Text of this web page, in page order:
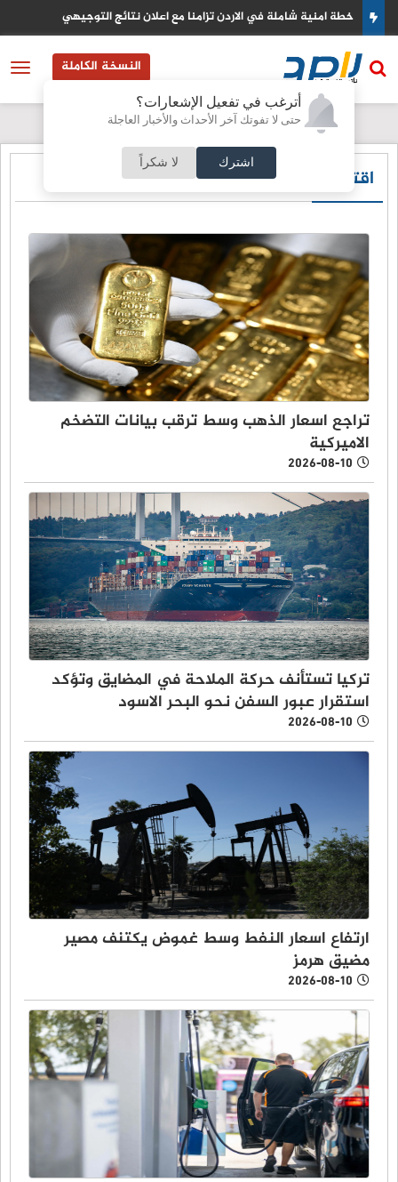
أترغب في تفعيل الإشعارات؟
حتى لا تفوتك آخر الأحداث والأخبار العاجلة
اشترك لا شكراً
خطة امنية شاملة في الاردن تزامنا مع اعلان نتائج التوجيهي
النسخة الكاملة
اقتصادي
تراجع اسعار الذهب وسط ترقب بيانات التضخم
الاميركية
2026-08-10
تركيا تستأنف حركة الملاحة في المضايق وتؤكد
استقرار عبور السفن نحو البحر الاسود
2026-08-10
ارتفاع اسعار النفط وسط غموض يكتنف مصير
مضيق هرمز
2026-08-10